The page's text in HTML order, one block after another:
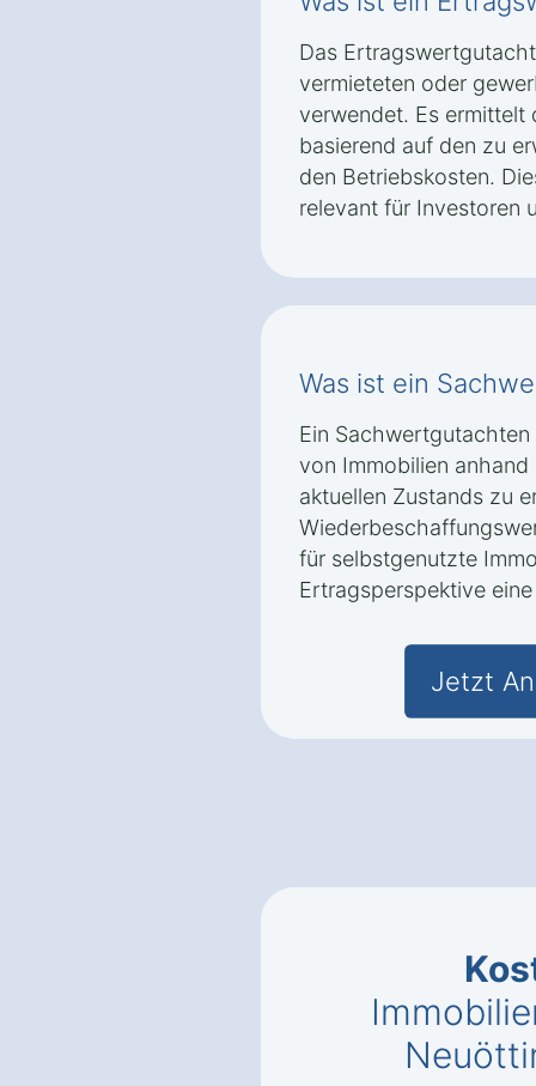
Das
vermieteten oder
verwendet. Es ermittelt
basierend auf den zu
den Betriebskosten.
relevant für Investoren
Was ist ein
Ein
von Immobilien
aktuellen Zustands zu
für selbstgenutzte
Ertragsperspektive
Jetzt